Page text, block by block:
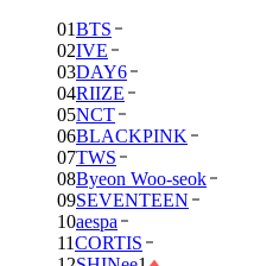
01BTS
02IVE
03DAY6
04RIIZE
05NCT
06BLACKPINK
07TWS
08Byeon Woo-seok
09SEVENTEEN
10aespa
11CORTIS